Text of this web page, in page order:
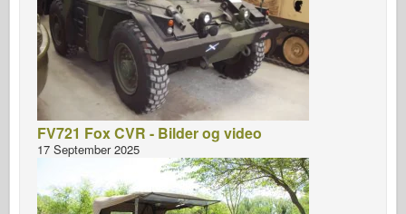
FV721 Fox CVR - Bilder og video
17 September 2025